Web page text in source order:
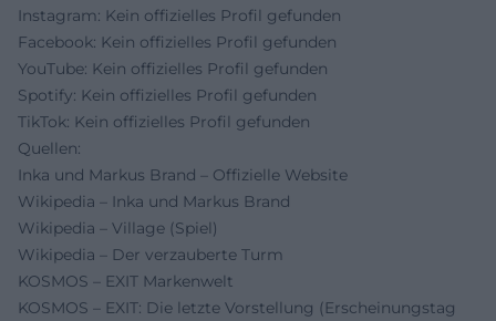
Instagram: Kein offizielles Profil gefunden
Facebook: Kein offizielles Profil gefunden
YouTube: Kein offizielles Profil gefunden
Spotify: Kein offizielles Profil gefunden
TikTok: Kein offizielles Profil gefunden
Quellen:
Inka und Markus Brand – Offizielle Website
Wikipedia – Inka und Markus Brand
Wikipedia – Village (Spiel)
Wikipedia – Der verzauberte Turm
KOSMOS – EXIT Markenwelt
KOSMOS – EXIT: Die letzte Vorstellung (Erscheinungstag